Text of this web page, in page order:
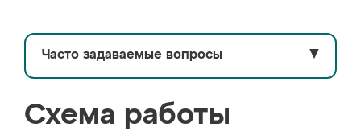
Часто задаваемые вопросы ▼
Схема работы